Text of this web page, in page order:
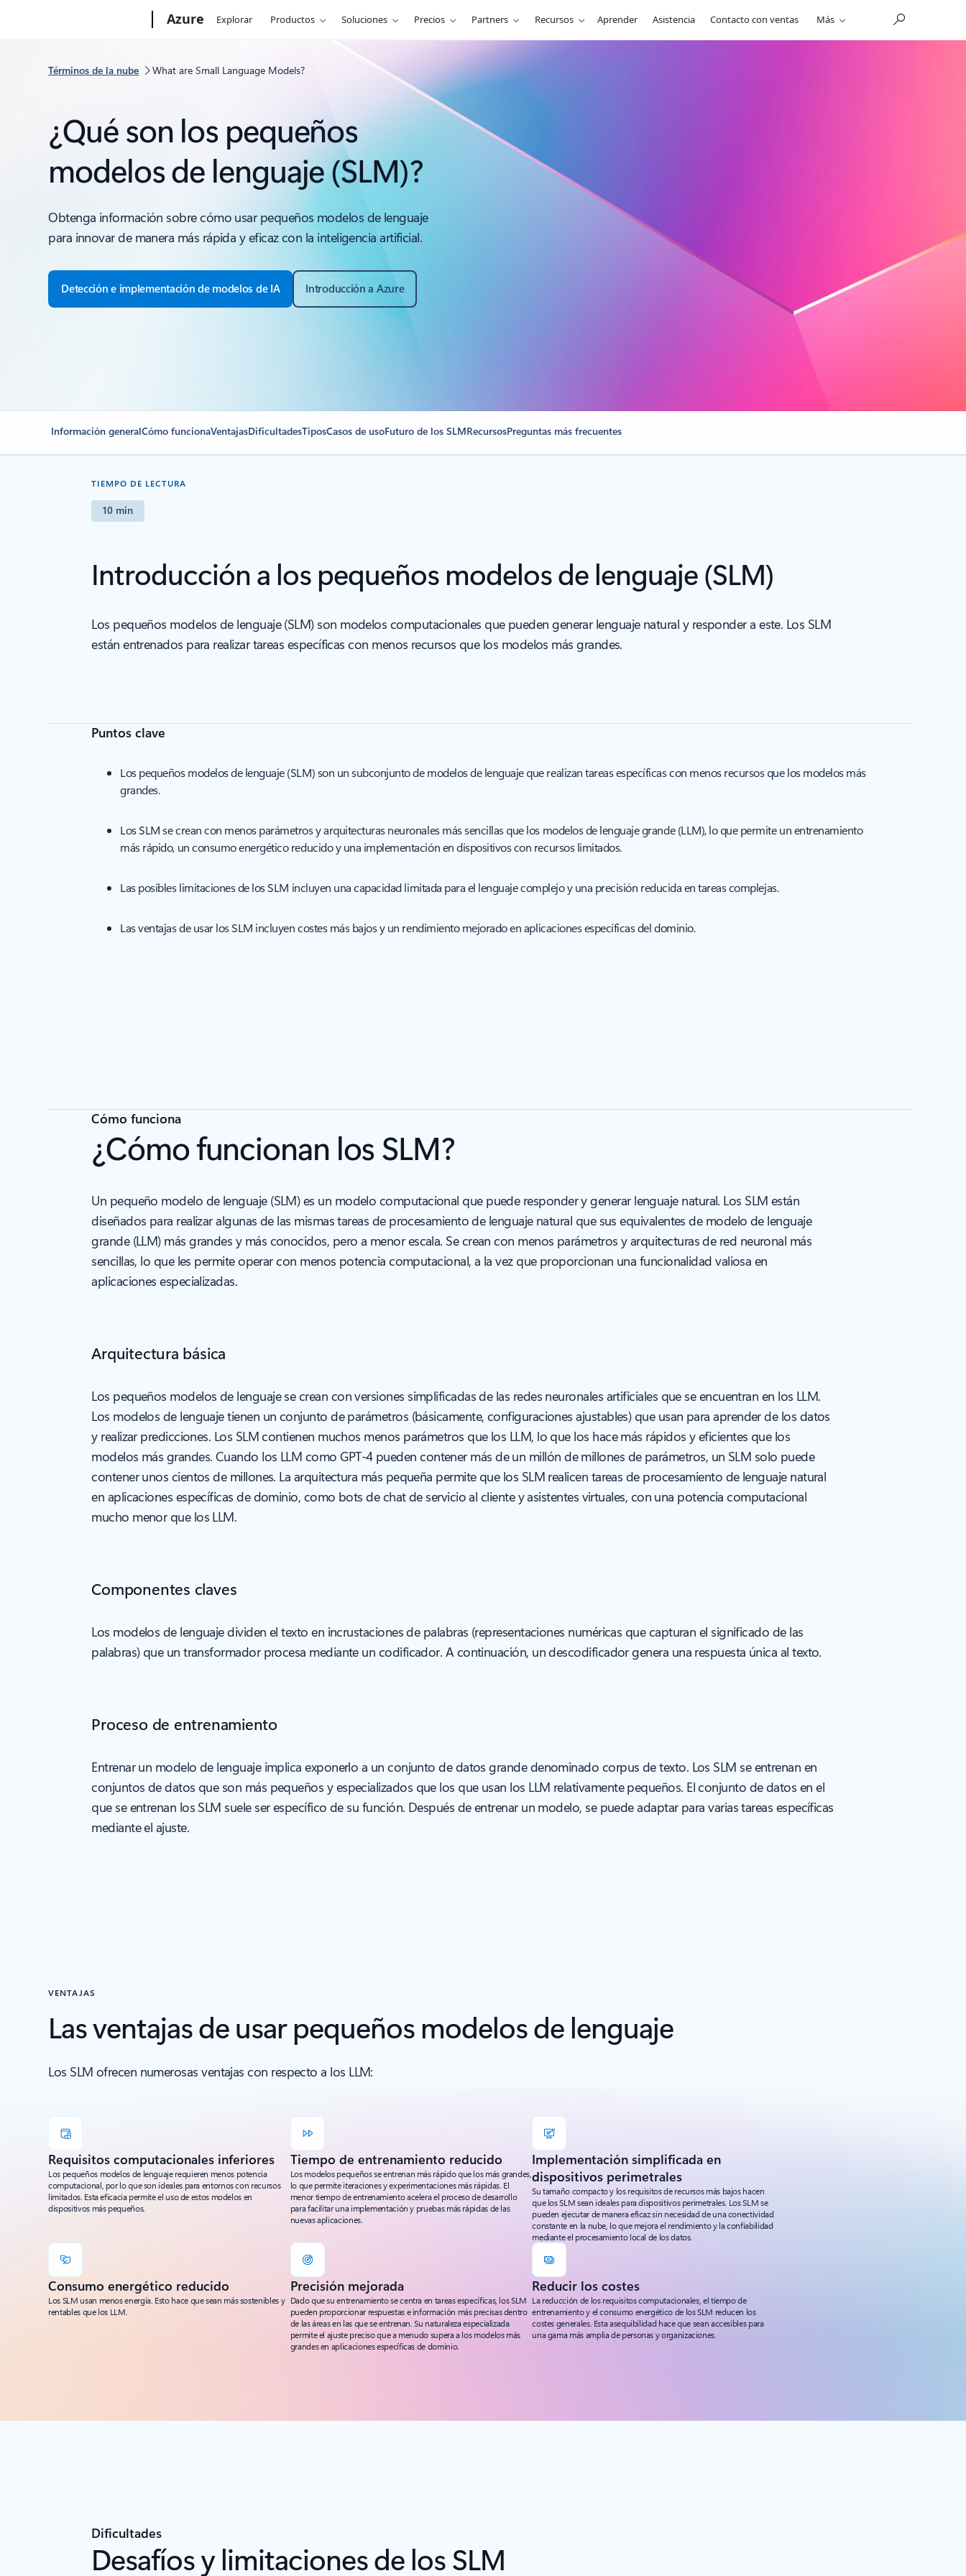
Azure Explorar Productos Soluciones Precios Partners Recursos Aprender Asistencia Contacto con ventas Más
Términos de la nube What are Small Language Models?
¿Qué son los pequeños
modelos de lenguaje (SLM)?
Obtenga información sobre cómo usar pequeños modelos de lenguaje
para innovar de manera más rápida y eficaz con la inteligencia artificial.
Detección e implementación de modelos de IA Introducción a Azure
Información generalCómo funcionaVentajasDificultadesTiposCasos de usoFuturo de los SLMRecursosPreguntas más frecuentes
TIEMPO DE LECTURA
10 min
Introducción a los pequeños modelos de lenguaje (SLM)
Los pequeños modelos de lenguaje (SLM) son modelos computacionales que pueden generar lenguaje natural y responder a este. Los SLM
están entrenados para realizar tareas específicas con menos recursos que los modelos más grandes.
Puntos clave
Los pequeños modelos de lenguaje (SLM) son un subconjunto de modelos de lenguaje que realizan tareas específicas con menos recursos que los modelos más
grandes.
Los SLM se crean con menos parámetros y arquitecturas neuronales más sencillas que los modelos de lenguaje grande (LLM), lo que permite un entrenamiento
más rápido, un consumo energético reducido y una implementación en dispositivos con recursos limitados.
Las posibles limitaciones de los SLM incluyen una capacidad limitada para el lenguaje complejo y una precisión reducida en tareas complejas.
Las ventajas de usar los SLM incluyen costes más bajos y un rendimiento mejorado en aplicaciones específicas del dominio.
Cómo funciona
¿Cómo funcionan los SLM?
Un pequeño modelo de lenguaje (SLM) es un modelo computacional que puede responder y generar lenguaje natural. Los SLM están
diseñados para realizar algunas de las mismas tareas de procesamiento de lenguaje natural que sus equivalentes de modelo de lenguaje
grande (LLM) más grandes y más conocidos, pero a menor escala. Se crean con menos parámetros y arquitecturas de red neuronal más
sencillas, lo que les permite operar con menos potencia computacional, a la vez que proporcionan una funcionalidad valiosa en
aplicaciones especializadas.
Arquitectura básica
Los pequeños modelos de lenguaje se crean con versiones simplificadas de las redes neuronales artificiales que se encuentran en los LLM.
Los modelos de lenguaje tienen un conjunto de parámetros (básicamente, configuraciones ajustables) que usan para aprender de los datos
y realizar predicciones. Los SLM contienen muchos menos parámetros que los LLM, lo que los hace más rápidos y eficientes que los
modelos más grandes. Cuando los LLM como GPT-4 pueden contener más de un millón de millones de parámetros, un SLM solo puede
contener unos cientos de millones. La arquitectura más pequeña permite que los SLM realicen tareas de procesamiento de lenguaje natural
en aplicaciones específicas de dominio, como bots de chat de servicio al cliente y asistentes virtuales, con una potencia computacional
mucho menor que los LLM.
Componentes claves
Los modelos de lenguaje dividen el texto en incrustaciones de palabras (representaciones numéricas que capturan el significado de las
palabras) que un transformador procesa mediante un codificador. A continuación, un descodificador genera una respuesta única al texto.
Proceso de entrenamiento
Entrenar un modelo de lenguaje implica exponerlo a un conjunto de datos grande denominado corpus de texto. Los SLM se entrenan en
conjuntos de datos que son más pequeños y especializados que los que usan los LLM relativamente pequeños. El conjunto de datos en el
que se entrenan los SLM suele ser específico de su función. Después de entrenar un modelo, se puede adaptar para varias tareas específicas
mediante el ajuste.
VENTAJAS
Las ventajas de usar pequeños modelos de lenguaje
Los SLM ofrecen numerosas ventajas con respecto a los LLM:
Requisitos computacionales inferiores
Los pequeños modelos de lenguaje requieren menos potencia
computacional, por lo que son ideales para entornos con recursos
limitados. Esta eficacia permite el uso de estos modelos en
dispositivos más pequeños.
Tiempo de entrenamiento reducido
Los modelos pequeños se entrenan más rápido que los más grandes,
lo que permite iteraciones y experimentaciones más rápidas. El
menor tiempo de entrenamiento acelera el proceso de desarrollo
para facilitar una implementación y pruebas más rápidas de las
nuevas aplicaciones.
Implementación simplificada en
dispositivos perimetrales
Su tamaño compacto y los requisitos de recursos más bajos hacen
que los SLM sean ideales para dispositivos perimetrales. Los SLM se
pueden ejecutar de manera eficaz sin necesidad de una conectividad
constante en la nube, lo que mejora el rendimiento y la confiabilidad
mediante el procesamiento local de los datos.
Consumo energético reducido
Los SLM usan menos energía. Esto hace que sean más sostenibles y
rentables que los LLM.
Precisión mejorada
Dado que su entrenamiento se centra en tareas específicas, los SLM
pueden proporcionar respuestas e información más precisas dentro
de las áreas en las que se entrenan. Su naturaleza especializada
permite el ajuste preciso que a menudo supera a los modelos más
grandes en aplicaciones específicas de dominio.
Reducir los costes
La reducción de los requisitos computacionales, el tiempo de
entrenamiento y el consumo energético de los SLM reducen los
costes generales. Esta asequibilidad hace que sean accesibles para
una gama más amplia de personas y organizaciones.
Dificultades
Desafíos y limitaciones de los SLM